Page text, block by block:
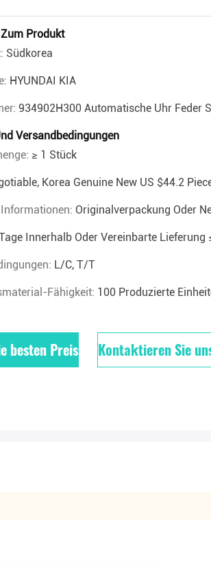
Produkt
Südkorea
HYUNDAI KIA
934902H300 Automatische Uhr Feder
Versandbedingungen
≥ 1 Stück
Korea Genuine New US $44.2
Originalverpackung Oder
Innerhalb Oder Vereinbarte Lieferung
L/C, T/T
Fähigkeit: 100 Produzierte
besten Preis Kontaktieren Sie